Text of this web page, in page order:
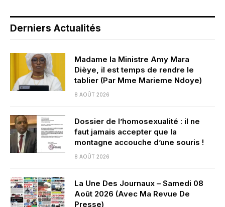
Derniers Actualités
Madame la Ministre Amy Mara
Dièye, il est temps de rendre le
tablier (Par Mme Marieme Ndoye)
8 AOÛT 2026
Dossier de l’homosexualité : il ne
faut jamais accepter que la
montagne accouche d’une souris !
8 AOÛT 2026
La Une Des Journaux – Samedi 08
Août 2026 (Avec Ma Revue De
Presse)